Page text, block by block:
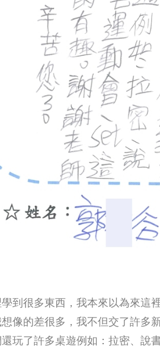
到很多東西，我本來以為來這
像的差很多，我不但交了許多
玩了許多桌遊例如：拉密、說